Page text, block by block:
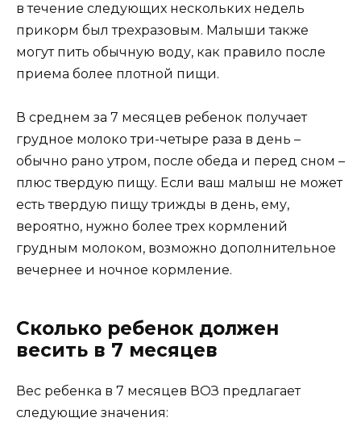
в течение следующих нескольких недель
прикорм был трехразовым. Малыши также
могут пить обычную воду, как правило после
приема более плотной пищи.
В среднем за 7 месяцев ребенок получает
грудное молоко три-четыре раза в день –
обычно рано утром, после обеда и перед сном –
плюс твердую пищу. Если ваш малыш не может
есть твердую пищу трижды в день, ему,
вероятно, нужно более трех кормлений
грудным молоком, возможно дополнительное
вечернее и ночное кормление.
Сколько ребенок должен
весить в 7 месяцев
Вес ребенка в 7 месяцев ВОЗ предлагает
следующие значения: